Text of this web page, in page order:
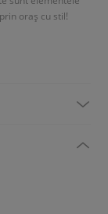
oraș cu stil!